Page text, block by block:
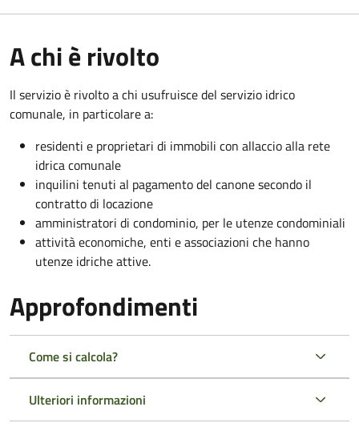
A chi è rivolto
Il servizio è rivolto a chi usufruisce del servizio idrico
comunale, in particolare a:
residenti e proprietari di immobili con allaccio alla rete
idrica comunale
inquilini tenuti al pagamento del canone secondo il
contratto di locazione
amministratori di condominio, per le utenze condominiali
attività economiche, enti e associazioni che hanno
utenze idriche attive.
Approfondimenti
Come si calcola?
Ulteriori informazioni